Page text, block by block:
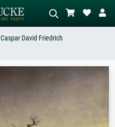
Beskriv scenen – t.ex. grön äng,
Caspar David Friedrich